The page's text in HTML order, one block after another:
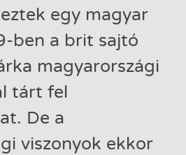
egy magyar
ben a brit sajtó
magyarországi
tárt fel
De a
viszonyok ekkor